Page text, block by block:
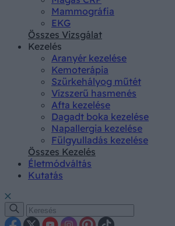
Mammográfia
EKG
Összes Vizsgálat
Kezelés
Aranyér kezelése
Kemoterápia
Szürkehályog műtét
Vízszerű hasmenés
Afta kezelése
Dagadt boka kezelése
Napallergia kezelése
Fülgyulladás kezelése
Összes Kezelés
Életmódváltás
Kutatás